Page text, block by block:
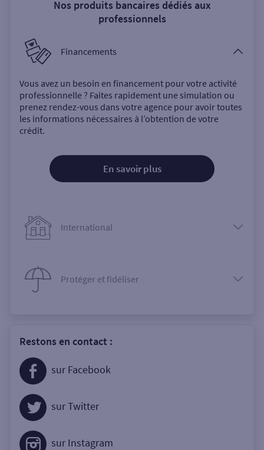
Nos produits bancaires dédiés aux
professionnels
Financements
Vous avez un besoin en financement pour votre activité
professionnelle ? Faites rapidement une simulation ou
prenez rendez-vous dans votre agence pour avoir toutes
les informations nécessaires à l’obtention de votre
crédit.
En savoir plus
International
Protéger et fidéliser
Restons en contact :
sur Facebook
sur Twitter
sur Instagram